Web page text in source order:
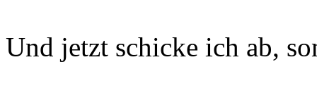
Und jetzt schicke ich ab,